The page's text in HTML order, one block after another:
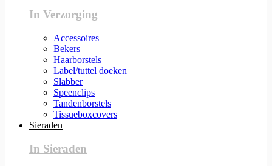
In Verzorging
Accessoires
Bekers
Haarborstels
Label/tuttel doeken
Slabber
Speenclips
Tandenborstels
Tissueboxcovers
Sieraden
In Sieraden